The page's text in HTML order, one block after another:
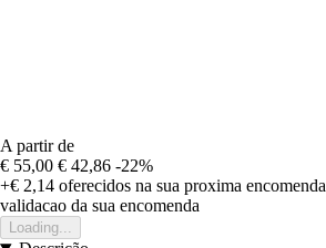
A partir de
€ 55,00 € 42,86 -22%
+€ 2,14 oferecidos na sua proxima encomenda
validacao da sua encomenda
Loading...